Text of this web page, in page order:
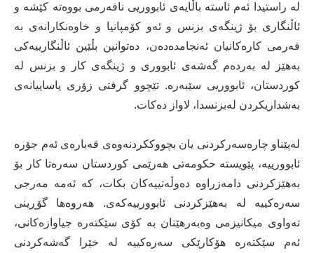
لە راستیدا ئەم ئاستە باڵایەی ئابووریی نافەرمی بووەتە کێشە و
ئاڵنگاری بۆ ژینگەی بزنس و ئەو کۆمپانیا و خاوەنکارانەی بە
فەرمی کارەکانیان ئەنجامدەدەن، دەتوانین بڵێین ئاڵنگارییەکی
بەهێز لە بەردەم گەشەی ئابووری و ژینگەی کار و بزنس لە
کوردستان، ئابووریی سێبەرە. تێچوو گرفتی زۆری یاساییانەی
بەشداریکردن لەبزنسدا، لاواز دەکات.
لەپێناو چارەسەرکردنی یان بچووککردنەوەی قەبارەی ئەم جۆرە
ئابوورییە، پێویستە حکومەتی هەرێمی کوردستان سەرەتا کار بۆ
بەهێزکردنی دامەزراوە دەوڵەتییەکان بکات، کە ئەمە مەرجی
سەرەکییە لە بەهێزکردنی ئابوورییەکەی. هەروەها گۆڕینی
تەواوی میکانیزمی وەبەرهێنان بە کۆی سێکتەرە جیاوازەکانی،
ئەم سێکتەرە هۆکارێکی سەرەکییە لە خێرا گەشەکردنی